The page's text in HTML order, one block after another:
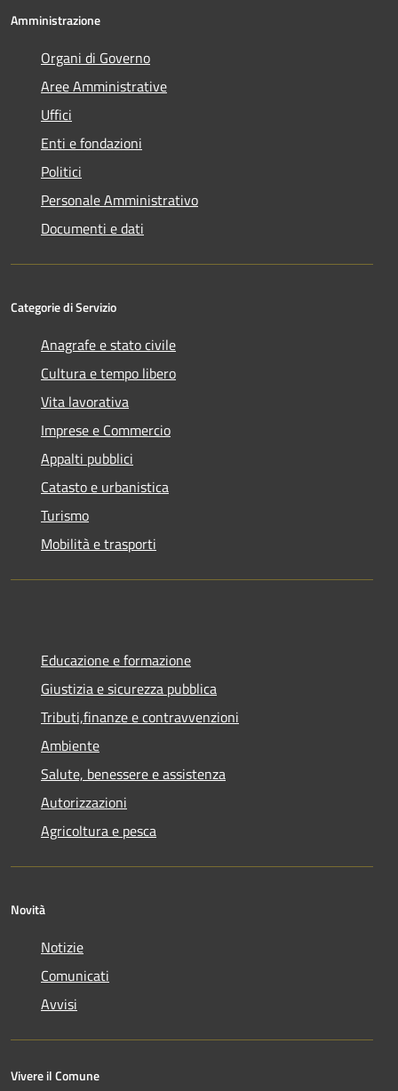
Amministrazione
Organi di Governo
Aree Amministrative
Uffici
Enti e fondazioni
Politici
Personale Amministrativo
Documenti e dati
Categorie di Servizio
Anagrafe e stato civile
Cultura e tempo libero
Vita lavorativa
Imprese e Commercio
Appalti pubblici
Catasto e urbanistica
Turismo
Mobilità e trasporti
Educazione e formazione
Giustizia e sicurezza pubblica
Tributi,finanze e contravvenzioni
Ambiente
Salute, benessere e assistenza
Autorizzazioni
Agricoltura e pesca
Novità
Notizie
Comunicati
Avvisi
Vivere il Comune